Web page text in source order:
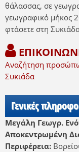
θάλασσας, σε
γεωγραφικό μήκος
φτάσετε στη
Αναζήτηση
Συκιάδα
Γενικές
Μεγάλη Γεωγρ.
Αποκεντρωμένη
Περιφέρεια: